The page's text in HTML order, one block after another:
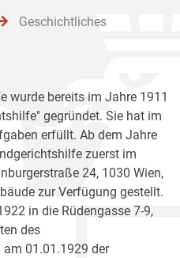
Geschichtliches
wurde bereits im Jahre 1911
gegründet. Sie hat im
erfüllt. Ab dem Jahre
zuerst im
24, 1030 Wien,
zur Verfügung gestellt.
in die Rüdengasse 7-9,
des
01.01.1929 der